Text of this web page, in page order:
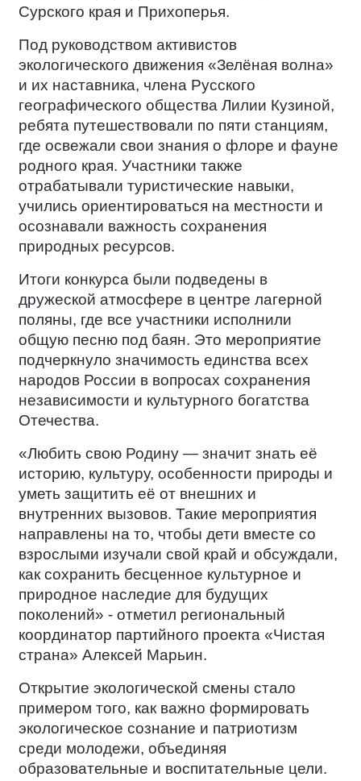
Сурского края и Прихоперья.
Под руководством активистов
экологического движения «Зелёная волна»
и их наставника, члена Русского
географического общества Лилии Кузиной,
ребята путешествовали по пяти станциям,
где освежали свои знания о флоре и фауне
родного края. Участники также
отрабатывали туристические навыки,
учились ориентироваться на местности и
осознавали важность сохранения
природных ресурсов.
Итоги конкурса были подведены в
дружеской атмосфере в центре лагерной
поляны, где все участники исполнили
общую песню под баян. Это мероприятие
подчеркнуло значимость единства всех
народов России в вопросах сохранения
независимости и культурного богатства
Отечества.
«Любить свою Родину — значит знать её
историю, культуру, особенности природы и
уметь защитить её от внешних и
внутренних вызовов. Такие мероприятия
направлены на то, чтобы дети вместе со
взрослыми изучали свой край и обсуждали,
как сохранить бесценное культурное и
природное наследие для будущих
поколений» - отметил региональный
координатор партийного проекта «Чистая
страна» Алексей Марьин.
Открытие экологической смены стало
примером того, как важно формировать
экологическое сознание и патриотизм
среди молодежи, объединяя
образовательные и воспитательные цели.